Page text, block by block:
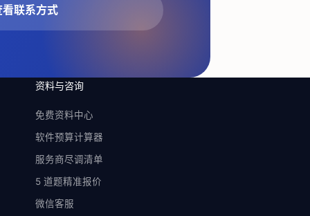
看联系方式
资料与咨询
免费资料中心
软件预算计算器
服务商尽调清单
5 道题精准报价
微信客服